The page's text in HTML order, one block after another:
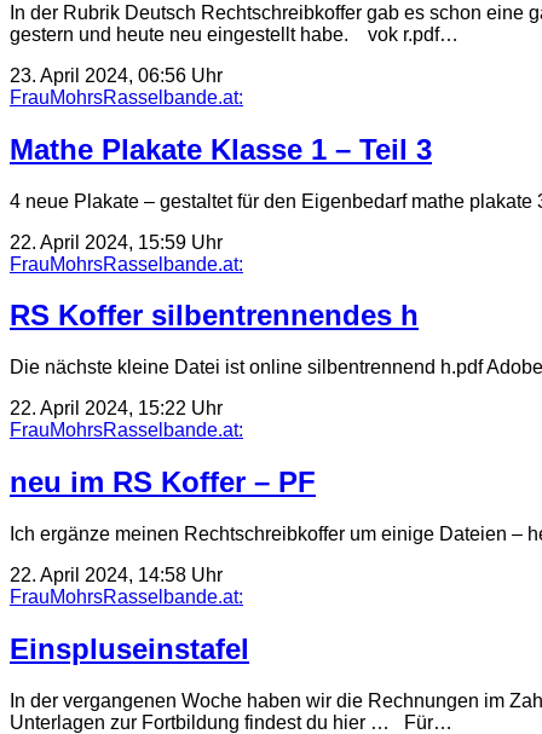
In der Rubrik Deutsch Rechtschreibkoffer gab es schon
gestern und heute neu eingestellt habe. vok r.pdf…
23. April 2024, 06:56 Uhr
FrauMohrsRasselbande.at:
Mathe Plakate Klasse 1 – Teil 3
4 neue Plakate – gestaltet für den Eigenbedarf mathe
22. April 2024, 15:59 Uhr
FrauMohrsRasselbande.at:
RS Koffer silbentrennendes h
Die nächste kleine Datei ist online silbentrennend h.pdf
22. April 2024, 15:22 Uhr
FrauMohrsRasselbande.at:
neu im RS Koffer – PF
Ich ergänze meinen Rechtschreibkoffer um einige Dateien –
22. April 2024, 14:58 Uhr
FrauMohrsRasselbande.at:
Einspluseinstafel
In der vergangenen Woche haben wir die Rechnungen im
Unterlagen zur Fortbildung findest du hier … Für…